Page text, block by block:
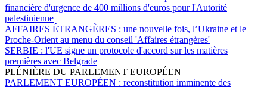
financière d'urgence de 400 millions d'euros pour l'Autorité
palestinienne
AFFAIRES ÉTRANGÈRES : une nouvelle fois, l’Ukraine et le
Proche-Orient au menu du conseil 'Affaires étrangères'
SERBIE : l'UE signe un protocole d'accord sur les matières
premières avec Belgrade
PLÉNIÈRE DU PARLEMENT EUROPÉEN
PARLEMENT EUROPÉEN : reconstitution imminente des